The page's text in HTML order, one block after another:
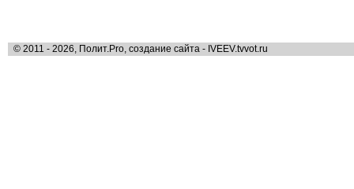
© 2011 - 2026, Полит.Pro, создание сайта - IVEEV.tvvot.ru